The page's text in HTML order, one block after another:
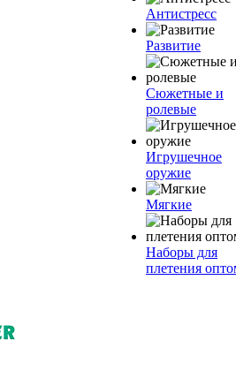
Антистресс
Развитие
Сюжетные и
ролевые
Игрушечное
оружие
Мягкие
Наборы для
плетения